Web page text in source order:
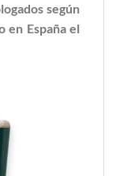
según
en España el